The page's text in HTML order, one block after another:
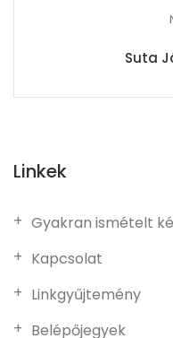
Suta
Linkek
Gyakran ismételt
Kapcsolat
Linkgyűjtemény
Belépőjegyek